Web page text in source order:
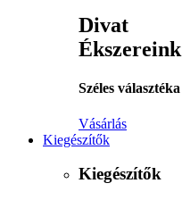
Divat
Ékszereink
Széles választéka
Vásárlás
Kiegészítők
Kiegészítők